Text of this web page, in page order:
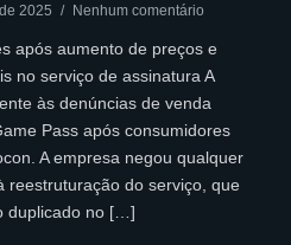
2025 Nenhum comentário
após aumento de preços e
no serviço de assinatura A
às denúncias de venda
Pass após consumidores
A empresa negou qualquer
reestruturação do serviço, que
duplicado no […]